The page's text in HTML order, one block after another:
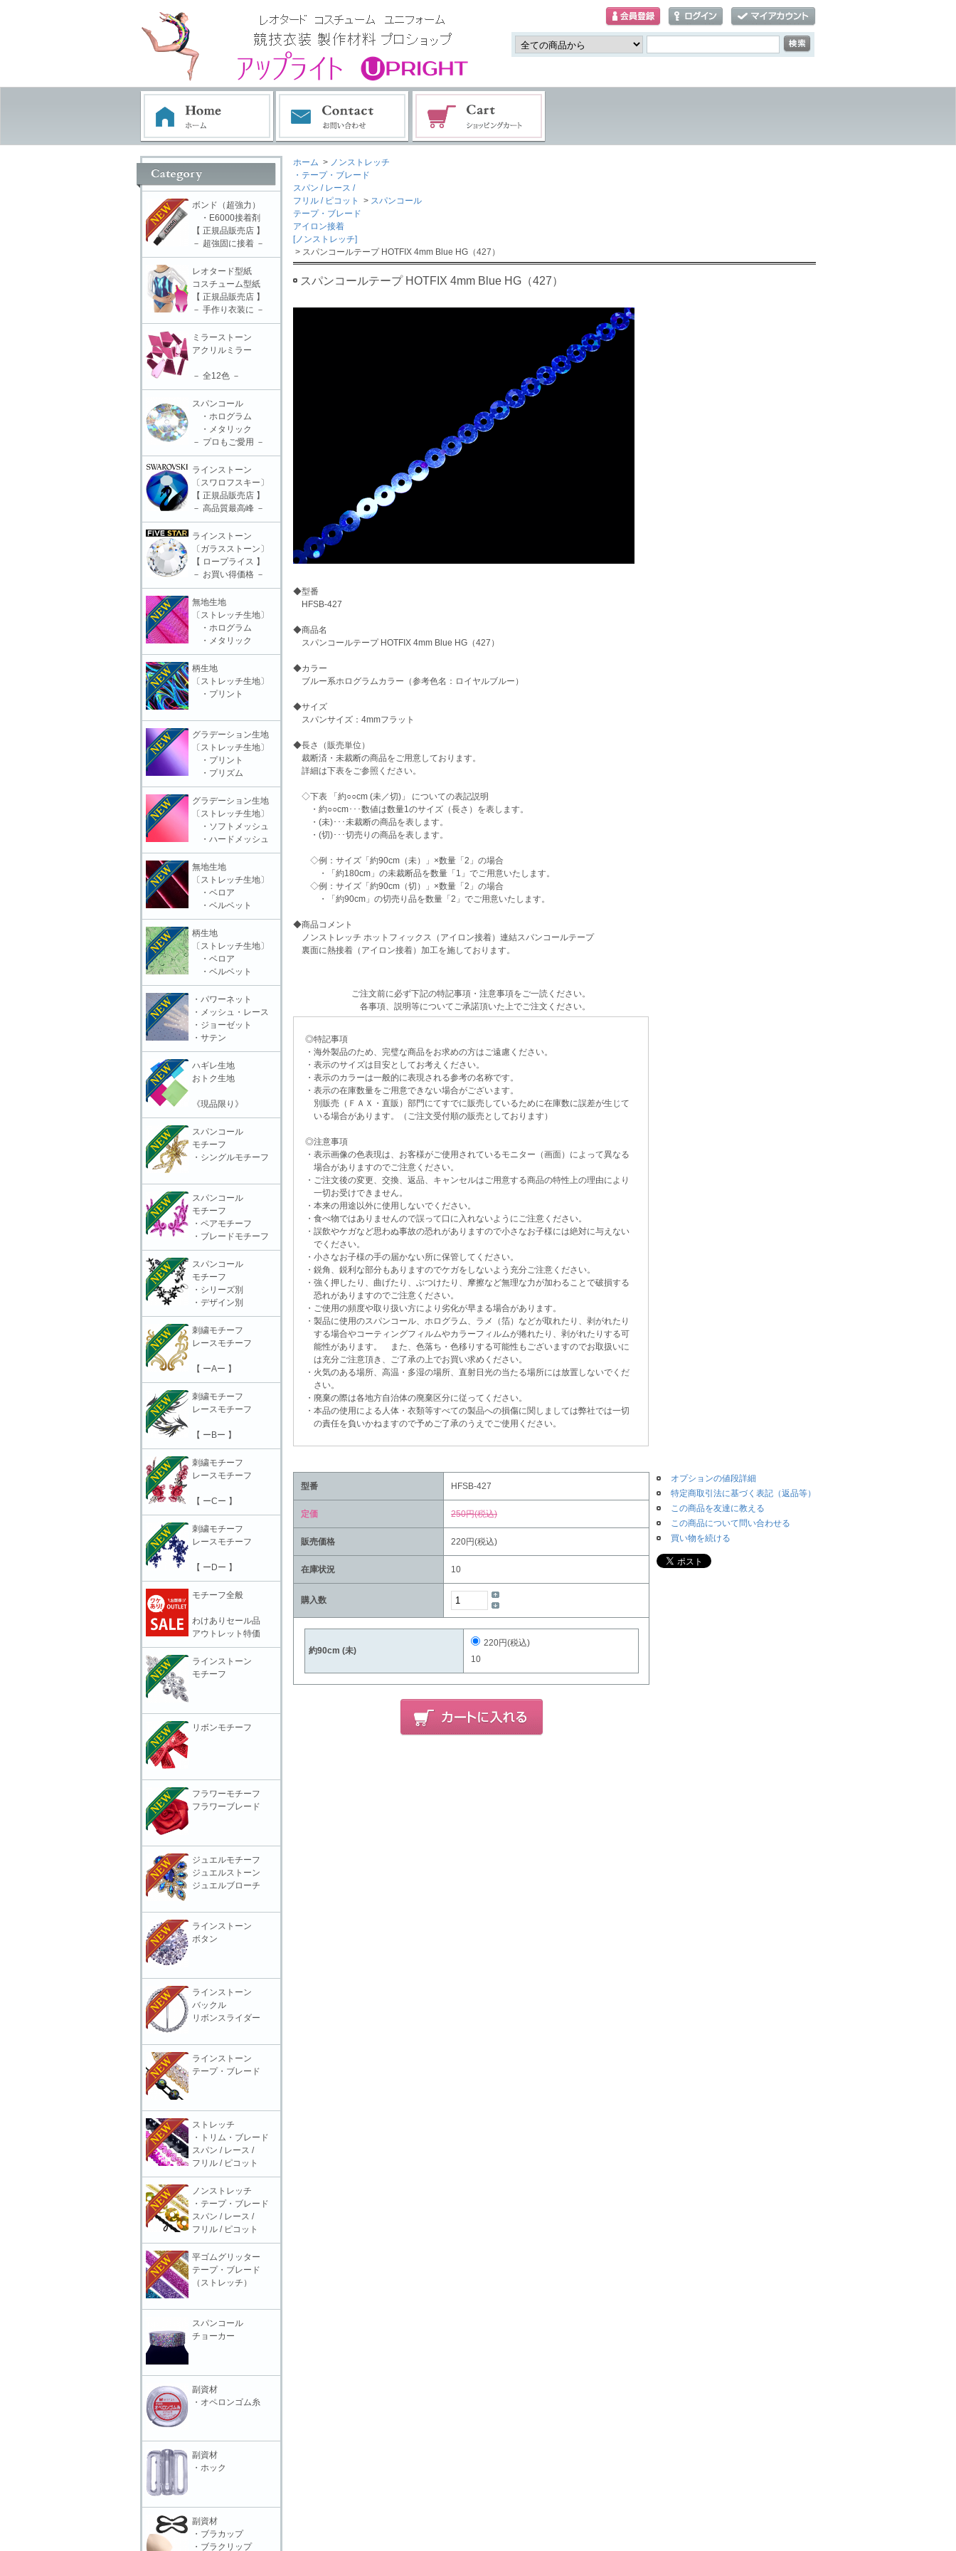
ホーム > ノンストレッチ
・テープ・ブレード
スパン / レース /
フリル / ピコット
> スパンコール
テープ・ブレード
アイロン接着
[ノンストレッチ]
> スパンコールテープ HOTFIX 4mm Blue HG（427）
スパンコールテープ HOTFIX 4mm Blue HG（427）
◆型番
HFSB-427
◆商品名
スパンコールテープ HOTFIX 4mm Blue HG（427）
◆カラー
ブルー系ホログラムカラー（参考色名：ロイヤルブルー）
◆サイズ
スパンサイズ：4mmフラット
◆長さ（販売単位）
裁断済・未裁断の商品をご用意しております。
詳細は下表をご参照ください。
◇下表 「約○○cm (未／切)」 についての表記説明
・約○○cm･･･数値は数量1のサイズ（長さ）を表します。
・(未)･･･未裁断の商品を表します。
・(切)･･･切売りの商品を表します。
◇例：サイズ「約90cm（未）」×数量「2」の場合
・「約180cm」の未裁断品を数量「1」でご用意いたします。
◇例：サイズ「約90cm（切）」×数量「2」の場合
・「約90cm」の切売り品を数量「2」でご用意いたします。
◆商品コメント
ノンストレッチ ホットフィックス（アイロン接着）連結スパンコールテープ
裏面に熱接着（アイロン接着）加工を施しております。
ご注文前に必ず下記の特記事項・注意事項をご一読ください。
各事項、説明等についてご承諾頂いた上でご注文ください。
◎特記事項
・海外製品のため、完璧な商品をお求めの方はご遠慮ください。
・表示のサイズは目安としてお考えください。
・表示のカラーは一般的に表現される参考の名称です。
・表示の在庫数量をご用意できない場合がございます。
別販売（ＦＡＸ・直販）部門にてすでに販売しているために在庫数に誤差が生じて
いる場合があります。（ご注文受付順の販売としております）
◎注意事項
・表示画像の色表現は、お客様がご使用されているモニター（画面）によって異なる
場合がありますのでご注意ください。
・ご注文後の変更、交換、返品、キャンセルはご用意する商品の特性上の理由により
一切お受けできません。
・本来の用途以外に使用しないでください。
・食べ物ではありませんので誤って口に入れないようにご注意ください。
・誤飲やケガなど思わぬ事故の恐れがありますので小さなお子様には絶対に与えない
でください。
・小さなお子様の手の届かない所に保管してください。
・鋭角、鋭利な部分もありますのでケガをしないよう充分ご注意ください。
・強く押したり、曲げたり、ぶつけたり、摩擦など無理な力が加わることで破損する
恐れがありますのでご注意ください。
・ご使用の頻度や取り扱い方により劣化が早まる場合があります。
・製品に使用のスパンコール、ホログラム、ラメ（箔）などが取れたり、剥がれたり
する場合やコーティングフィルムやカラーフィルムが捲れたり、剥がれたりする可
能性があります。 また、色落ち・色移りする可能性もございますのでお取扱いに
は充分ご注意頂き、ご了承の上でお買い求めください。
・火気のある場所、高温・多湿の場所、直射日光の当たる場所には放置しないでくだ
さい。
・廃棄の際は各地方自治体の廃棄区分に従ってください。
・本品の使用による人体・衣類等すべての製品への損傷に関しましては弊社では一切
の責任を負いかねますので予めご了承のうえでご使用ください。
型番 HFSB-427
定価 250円(税込)
販売価格 220円(税込)
在庫状況 10
購入数
約90cm (未)
220円(税込)
10
オプションの値段詳細
特定商取引法に基づく表記（返品等）
この商品を友達に教える
この商品について問い合わせる
買い物を続ける
ボンド（超強力）
・E6000接着剤
【 正規品販売店 】
－ 超強固に接着 －
レオタード型紙
コスチューム型紙
【 正規品販売店 】
－ 手作り衣装に －
ミラーストーン
アクリルミラー
－ 全12色 －
スパンコール
・ホログラム
・メタリック
－ プロもご愛用 －
ラインストーン
〔スワロフスキー〕
【 正規品販売店 】
－ 高品質最高峰 －
ラインストーン
〔ガラスストーン〕
【 ロープライス 】
－ お買い得価格 －
無地生地
〔ストレッチ生地〕
・ホログラム
・メタリック
柄生地
〔ストレッチ生地〕
・プリント
グラデーション生地
〔ストレッチ生地〕
・プリント
・プリズム
グラデーション生地
〔ストレッチ生地〕
・ソフトメッシュ
・ハードメッシュ
無地生地
〔ストレッチ生地〕
・ベロア
・ベルベット
柄生地
〔ストレッチ生地〕
・ベロア
・ベルベット
・パワーネット
・メッシュ・レース
・ジョーゼット
・サテン
ハギレ生地
おトク生地
《現品限り》
スパンコール
モチーフ
・シングルモチーフ
スパンコール
モチーフ
・ペアモチーフ
・ブレードモチーフ
スパンコール
モチーフ
・シリーズ別
・デザイン別
刺繍モチーフ
レースモチーフ
【 ーAー 】
刺繍モチーフ
レースモチーフ
【 ーBー 】
刺繍モチーフ
レースモチーフ
【 ーCー 】
刺繍モチーフ
レースモチーフ
【 ーDー 】
モチーフ全般
わけありセール品
アウトレット特価
ラインストーン
モチーフ
リボンモチーフ
フラワーモチーフ
フラワーブレード
ジュエルモチーフ
ジュエルストーン
ジュエルブローチ
ラインストーン
ボタン
ラインストーン
バックル
リボンスライダー
ラインストーン
テープ・ブレード
ストレッチ
・トリム・ブレード
スパン / レース /
フリル / ピコット
ノンストレッチ
・テープ・ブレード
スパン / レース /
フリル / ピコット
平ゴムグリッター
テープ・ブレード
（ストレッチ）
スパンコール
チョーカー
副資材
・オペロンゴム糸
副資材
・ホック
副資材
・ブラカップ
・ブラクリップ